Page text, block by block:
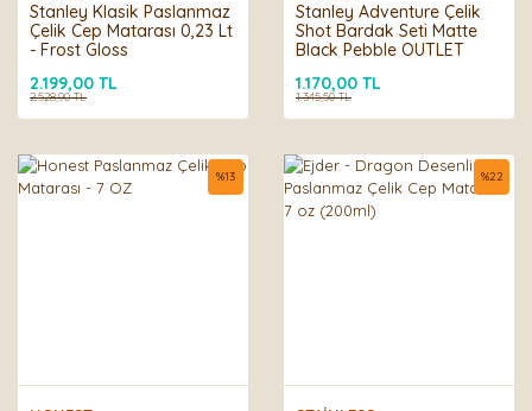
Stanley Klasik Paslanmaz
Çelik Cep Matarası 0,23 Lt
- Frost Gloss
2.199,00 TL
2.528,90 TL
Stanley Adventure Çelik
Shot Bardak Seti Matte
Black Pebble OUTLET
1.170,00 TL
1.345,50 TL
%13 %22